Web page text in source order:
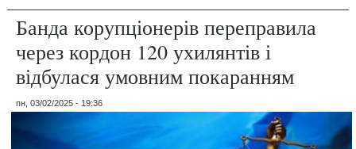
Банда корупціонерів переправила
через кордон 120 ухилянтів і
відбулася умовним покаранням
пн, 03/02/2025 - 19:36